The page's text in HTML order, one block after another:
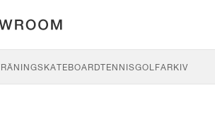
SKATEBOARDTENNISGOLFARKIV